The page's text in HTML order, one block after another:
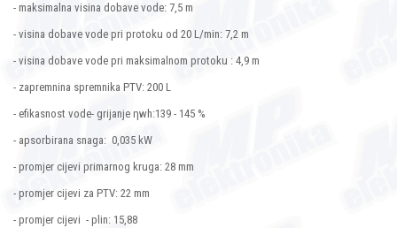
- maksimalna visina dobave vode: 7,5 m
- visina dobave vode pri protoku od 20 L/min: 7,2 m
- visina dobave vode pri maksimalnom protoku : 4,9 m
- zapremnina spremnika PTV: 200 L
- efikasnost vode- grijanje ηwh:139 - 145 %
- apsorbirana snaga: 0,035 kW
- promjer cijevi primarnog kruga: 28 mm
- promjer cijevi za PTV: 22 mm
- promjer cijevi - plin: 15,88